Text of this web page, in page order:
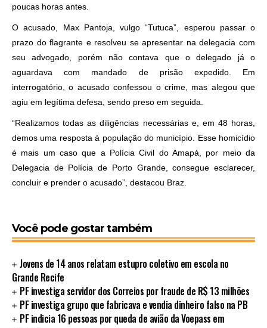
poucas horas antes.
O acusado, Max Pantoja, vulgo “Tutuca”, esperou passar o
prazo do flagrante e resolveu se apresentar na delegacia com
seu advogado, porém não contava que o delegado já o
aguardava com mandado de prisão expedido. Em
interrogatório, o acusado confessou o crime, mas alegou que
agiu em legítima defesa, sendo preso em seguida.
“Realizamos todas as diligências necessárias e, em 48 horas,
demos uma resposta à população do município. Esse homicídio
é mais um caso que a Polícia Civil do Amapá, por meio da
Delegacia de Polícia de Porto Grande, consegue esclarecer,
concluir e prender o acusado”, destacou Braz.
Você pode gostar também
Jovens de 14 anos relatam estupro coletivo em escola no
Grande Recife
PF investiga servidor dos Correios por fraude de R$ 13 milhões
PF investiga grupo que fabricava e vendia dinheiro falso na PB
PF indicia 16 pessoas por queda de avião da Voepass em